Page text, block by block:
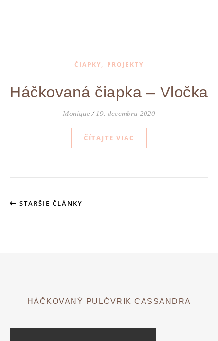
ČIAPKY, PROJEKTY
Háčkovaná čiapka – Vločka
Monique / 19. decembra 2020
ČÍTAJTE VIAC
STARŠIE ČLÁNKY
HÁČKOVANÝ PULÓVRIK CASSANDRA